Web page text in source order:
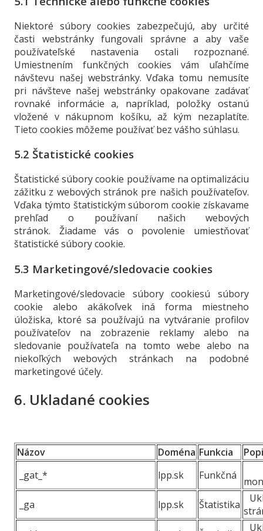
Niektoré súbory cookies zabezpečujú, aby určité
časti webstránky fungovali správne a aby vaše
používateľské nastavenia ostali rozpoznané.
Umiestnením funkčných cookies vám uľahčíme
návštevu našej webstránky. Vďaka tomu nemusíte
pri návšteve našej webstránky opakovane zadávať
rovnaké informácie a, napríklad, položky ostanú
vložené v nákupnom košíku, až kým nezaplatíte.
Tieto cookies môžeme používať bez vášho súhlasu.
5.2 Štatistické cookies
Štatistické súbory cookie používame na optimalizáciu
zážitku z webových stránok pre našich používateľov.
Vďaka týmto štatistickým súborom cookie získavame
prehľad o používaní našich webových
stránok. Žiadame vás o povolenie umiestňovať
štatistické súbory cookie.
5.3 Marketingové/sledovacie cookies
Marketingové/sledovacie súbory cookiesú súbory
cookie alebo akákoľvek iná forma miestneho
úložiska, ktoré sa používajú na vytváranie profilov
používateľov na zobrazenie reklamy alebo na
sledovanie používateľa na tomto webe alebo na
niekoľkých webových stránkach na podobné
marketingové účely.
6. Ukladané cookies
Názov Doména Funkcia
_gat_*
lpp.sk Funkčná
_ga
lpp.sk Štatistika